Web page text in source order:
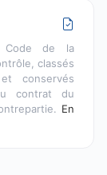
Code de la
classés
conservés
contrat du
En